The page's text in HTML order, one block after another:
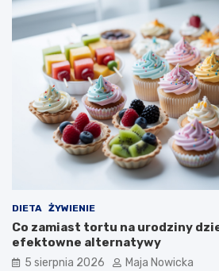
DIETA ŻYWIENIE
Co zamiast tortu na urodziny
efektowne alternatywy
5 sierpnia 2026 Maja Nowicka